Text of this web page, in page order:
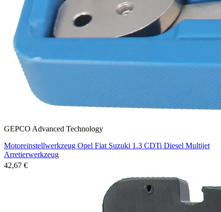
GEPCO Advanced Technology
Motoreinstellwerkzeug Opel Fiat Suzuki 1.3 CDTi Diesel Multijet
Arretierwerkzeug
42,67 €